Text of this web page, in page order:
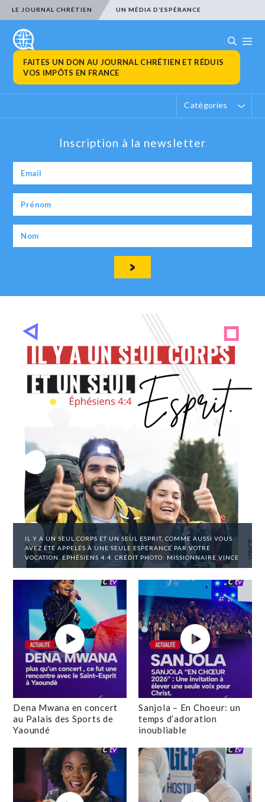
LE JOURNAL CHRÉTIEN UN MÉDIA D’ESPÉRANCE
FAITES UN DON AU JOURNAL CHRÉTIEN ET RÉDUIS
VOS IMPÔTS EN FRANCE
Catégories
Inscription à la newsletter
IL Y A UN SEUL CORPS ET UN SEUL ESPRIT, COMME AUSSI VOUS
AVEZ ÉTÉ APPELÉS À UNE SEULE ESPÉRANCE PAR VOTRE
VOCATION. EPHÉSIENS 4:4. CRÉDIT PHOTO: MISSIONNAIRE VINCE
Dena Mwana en concert
au Palais des Sports de
Yaoundé
Sanjola – En Choeur: un
temps d’adoration
inoubliable